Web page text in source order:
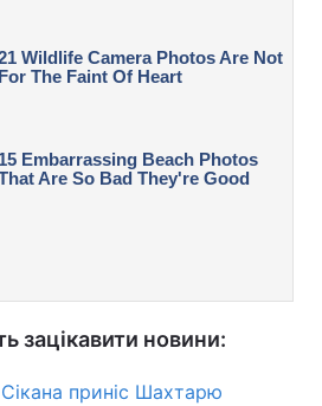
зацікавити новини:
приніс Шахтарю